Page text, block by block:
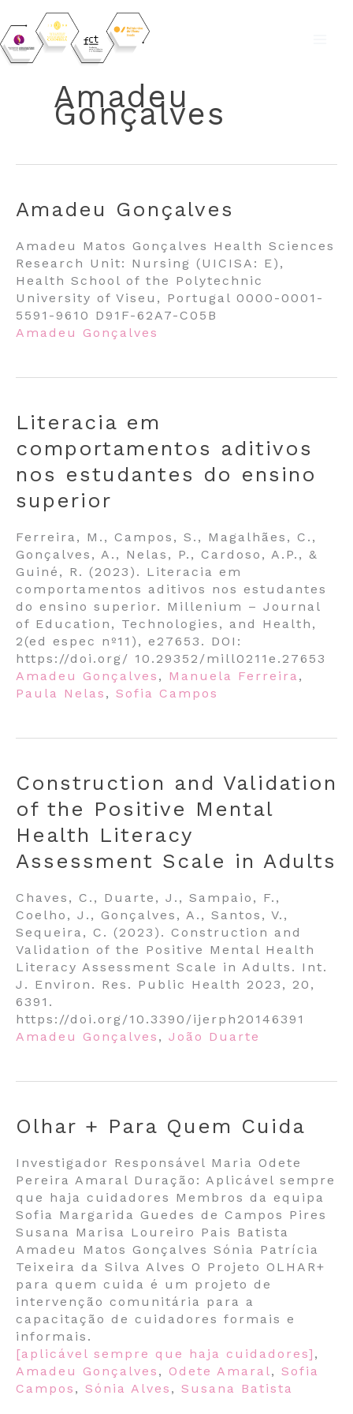
Skip
Amadeu
Gonçalves
Amadeu Gonçalves
Amadeu Matos Gonçalves Health Sciences
Research Unit: Nursing (UICISA: E),
Health School of the Polytechnic
University of Viseu, Portugal 0000-0001-
5591-9610 D91F-62A7-C05B
Amadeu Gonçalves
Literacia em
comportamentos aditivos
nos estudantes do ensino
superior
Ferreira, M., Campos, S., Magalhães, C.,
Gonçalves, A., Nelas, P., Cardoso, A.P., &
Guiné, R. (2023). Literacia em
comportamentos aditivos nos estudantes
do ensino superior. Millenium – Journal
of Education, Technologies, and Health,
2(ed espec nº11), e27653. DOI:
https://doi.org/ 10.29352/mill0211e.27653
Amadeu Gonçalves , Manuela Ferreira ,
Paula Nelas , Sofia Campos
Construction and Validation
of the Positive Mental
Health Literacy
Assessment Scale in Adults
Chaves, C., Duarte, J., Sampaio, F.,
Coelho, J., Gonçalves, A., Santos, V.,
Sequeira, C. (2023). Construction and
Validation of the Positive Mental Health
Literacy Assessment Scale in Adults. Int.
J. Environ. Res. Public Health 2023, 20,
6391.
https://doi.org/10.3390/ijerph20146391
Amadeu Gonçalves , João Duarte
Olhar + Para Quem Cuida
Investigador Responsável Maria Odete
Pereira Amaral Duração: Aplicável sempre
que haja cuidadores Membros da equipa
Sofia Margarida Guedes de Campos Pires
Susana Marisa Loureiro Pais Batista
Amadeu Matos Gonçalves Sónia Patrícia
Teixeira da Silva Alves O Projeto OLHAR+
para quem cuida é um projeto de
intervenção comunitária para a
capacitação de cuidadores formais e
informais.
[aplicável sempre que haja cuidadores] ,
Amadeu Gonçalves , Odete Amaral, Sofia
Campos , Sónia Alves , Susana Batista